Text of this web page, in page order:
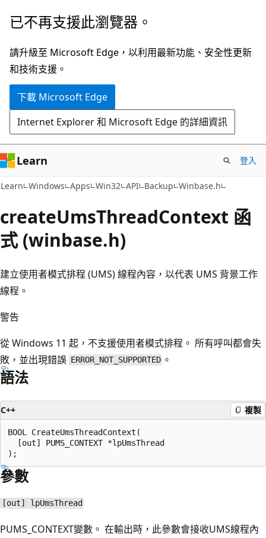
跳
主
要
內
已不再支援此瀏覽器。
請升級至 Microsoft Edge，以利用最新功能、安全性更新
和技術支援。
下載 Microsoft Edge
Internet Explorer 和 Microsoft Edge 的詳細資訊
Learn 登入
Learn Windows Apps Win32 API Backup Winbase.h
createUmsThreadContext 函
式 (winbase.h)
建立使用者模式排程 (UMS) 線程內容，以代表 UMS 背景工作
線程。
警告
從 Windows 11 起，不支援使用者模式排程。 所有呼叫都會失
敗，並出現錯誤 ERROR_NOT_SUPPORTED 。
語法
C++ 複製
BOOL CreateUmsThreadContext(
  [out] PUMS_CONTEXT *lpUmsThread
參數
[out] lpUmsThread
PUMS_CONTEXT變數。 在輸出時，此參數會接收UMS線程內